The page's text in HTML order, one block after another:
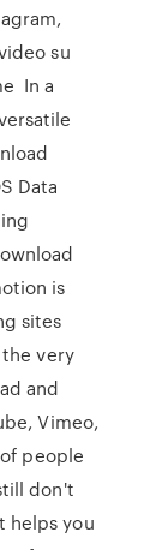
su
In a
Data
is
sites
very
and
Vimeo,
people
don't
helps you